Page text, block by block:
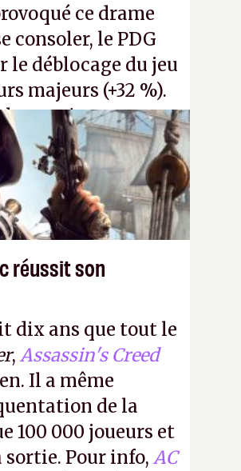
ce drame
consoler, le PDG
le déblocage du jeu
majeurs (+32 %).
qui ne sont
d'achat.P.
réussit son
dix ans que tout le
, Assassin's Creed
Il a même
de la
100 000 joueurs et
sortie. Pour info, AC